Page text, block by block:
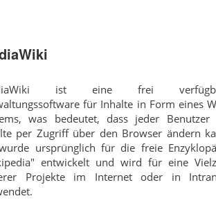
ist eine frei
für Inhalte in Form eines
was bedeutet, dass jeder Benutzer
per Zugriff über den Browser ändern
ursprünglich für die freie
entwickelt und wird für eine
Projekte im Internet oder in